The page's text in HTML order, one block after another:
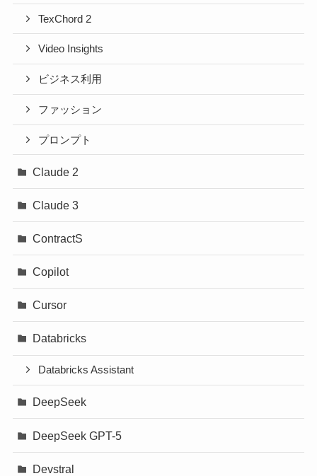
TexChord 2
Video Insights
ビジネス利用
ファッション
プロンプト
Claude 2
Claude 3
ContractS
Copilot
Cursor
Databricks
Databricks Assistant
DeepSeek
DeepSeek GPT-5
Devstral